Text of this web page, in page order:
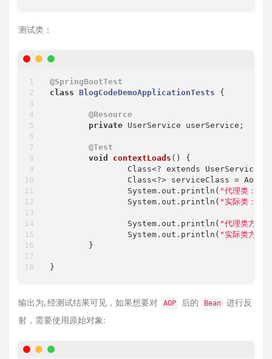
测试类：
@SpringBootTest
class BlogCodeDemoApplicationTests {
@Resource
private UserService userService;
@Test
void
contextLoads ()
{
		System.out.println(
"代理类："
		System.out.println(
"实际类："
		System.out.println(
"代理类方法
		System.out.println(
"实际类方法
输出为, 经测试结果可见，如果想要对 AOP 后的 Bean
进行反
射，需要使用原始对象: